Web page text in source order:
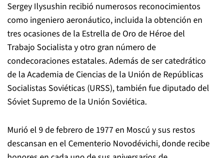
Sergey Ilysushin recibió numerosos reconocimientos
como ingeniero aeronáutico, incluida la obtención en
tres ocasiones de la Estrella de Oro de Héroe del
Trabajo Socialista y otro gran número de
condecoraciones estatales. Además de ser catedrático
de la Academia de Ciencias de la Unión de Repúblicas
Socialistas Soviéticas (URSS), también fue diputado del
Sóviet Supremo de la Unión Soviética.
Murió el 9 de febrero de 1977 en Moscú y sus restos
descansan en el Cementerio Novodévichi, donde recibe